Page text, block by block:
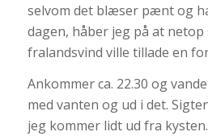
selvom det blæser pænt og
dagen, håber jeg på at netop
fralandsvind ville tillade en
Ankommer ca. 22.30 og
med vanten og ud i det.
jeg kommer lidt ud fra